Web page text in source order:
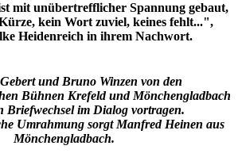
mit unübertrefflicher Spannung gebaut,
kein Wort zuviel, keines fehlt...",
Heidenreich in ihrem Nachwort.
und Bruno Winzen von den
Bühnen Krefeld und Mönchengladbach
Briefwechsel im Dialog vortragen.
Umrahmung sorgt Manfred Heinen aus
Mönchengladbach.